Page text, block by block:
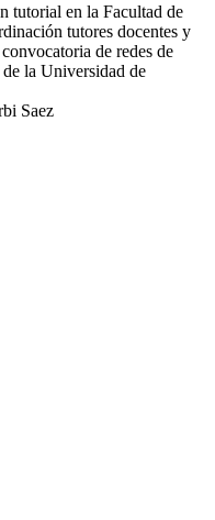
tutorial en la Facultad de
tutores docentes y
de redes de
la Universidad de
Saez